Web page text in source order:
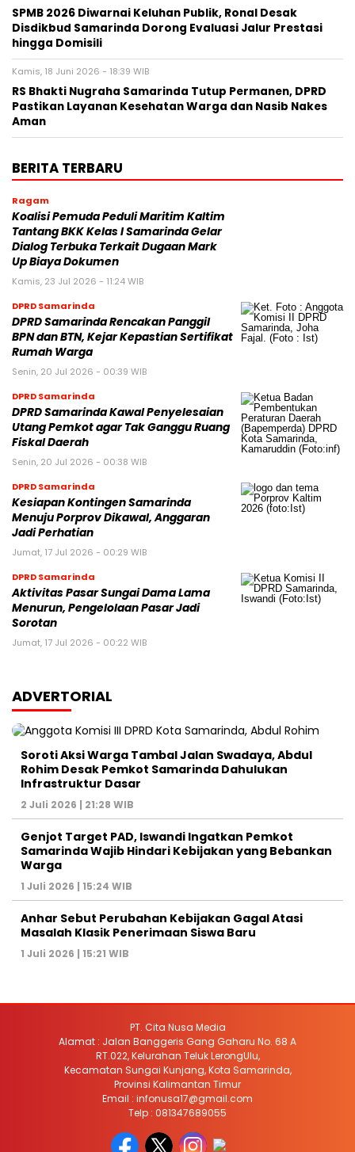
SPMB 2026 Diwarnai Keluhan Publik, Ronal Desak
Disdikbud Samarinda Dorong Evaluasi Jalur Prestasi
hingga Domisili
Kamis, 18 Juni 2026 - 18:39 WIB
RS Bhakti Nugraha Samarinda Tutup Permanen, DPRD
Pastikan Layanan Kesehatan Warga dan Nasib Nakes
Aman
BERITA TERBARU
Ragam
Koalisi Pemuda Peduli Maritim Kaltim
Tantang BKK Kelas I Samarinda Gelar
Dialog Terbuka Terkait Dugaan Mark
Up Biaya Dokumen
Kamis, 23 Jul 2026 - 11:24 WIB
DPRD Samarinda
DPRD Samarinda Rencakan Panggil
BPN dan BTN, Kejar Kepastian Sertifikat
Rumah Warga
Senin, 20 Jul 2026 - 00:39 WIB
DPRD Samarinda
DPRD Samarinda Kawal Penyelesaian
Utang Pemkot agar Tak Ganggu Ruang
Fiskal Daerah
Senin, 20 Jul 2026 - 00:38 WIB
DPRD Samarinda
Kesiapan Kontingen Samarinda
Menuju Porprov Dikawal, Anggaran
Jadi Perhatian
Jumat, 17 Jul 2026 - 00:29 WIB
DPRD Samarinda
Aktivitas Pasar Sungai Dama Lama
Menurun, Pengelolaan Pasar Jadi
Sorotan
Jumat, 17 Jul 2026 - 00:22 WIB
ADVERTORIAL
Soroti Aksi Warga Tambal Jalan Swadaya, Abdul
Rohim Desak Pemkot Samarinda Dahulukan
Infrastruktur Dasar
2 Juli 2026 | 21:28 WIB
Genjot Target PAD, Iswandi Ingatkan Pemkot
Samarinda Wajib Hindari Kebijakan yang Bebankan
Warga
1 Juli 2026 | 15:24 WIB
Anhar Sebut Perubahan Kebijakan Gagal Atasi
Masalah Klasik Penerimaan Siswa Baru
1 Juli 2026 | 15:21 WIB
PT. Cita Nusa Media
Alamat : Jalan Banggeris Gang Gaharu No. 68 A
RT.022, Kelurahan Teluk LerongUlu,
Kecamatan Sungai Kunjang, Kota Samarinda,
Provinsi Kalimantan Timur
Email : infonusa17@gmail.com
Telp : 081347689055